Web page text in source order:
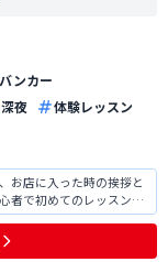
バンカー
深夜
体験レッスン
お店に入った時の挨拶と
者で初めてのレッスン体
ですが簡易的で入店時の
通おうとは思えませんで